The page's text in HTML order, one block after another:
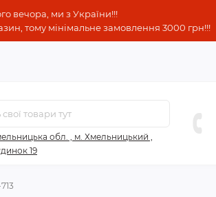
вечора, ми з України!!!
тому мінімальне замовлення 3000 грн!!!
обл. , м. Хмельницький ,
19